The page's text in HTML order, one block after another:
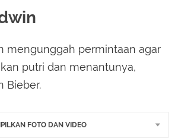
mengunggah permintaan agar
putri dan menantunya,
Bieber.
FOTO DAN VIDEO